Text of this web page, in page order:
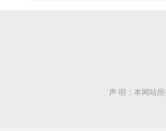
声 明：本网站